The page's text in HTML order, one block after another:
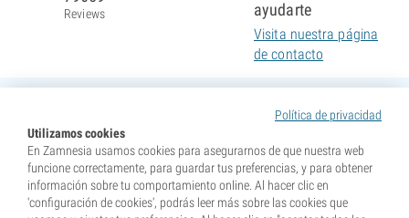
Política de privacidad
Utilizamos cookies
En Zamnesia usamos cookies para asegurarnos de que nuestra web
funcione correctamente, para guardar tus preferencias, y para obtener
información sobre tu comportamiento online. Al hacer clic en
'configuración de cookies', podrás leer más sobre las cookies que
Reviews
ayudarte
Visita nuestra página
de contacto